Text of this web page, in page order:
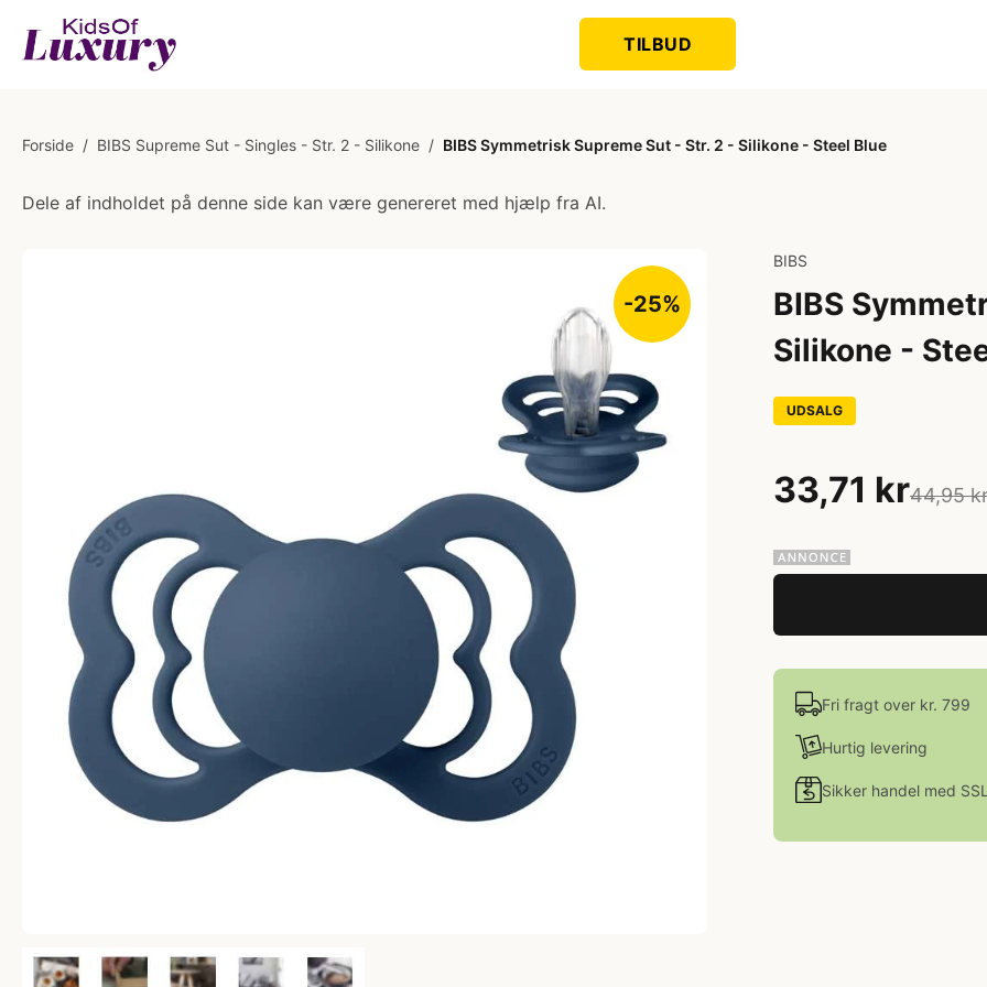
TILBUD
Forside / BIBS Supreme Sut - Singles - Str. 2 - Silikone / BIBS Symmetrisk Supreme Sut - Str. 2 - Silikone - Steel Blue
Dele af indholdet på denne side kan være genereret med hjælp fra AI.
-25%
BIBS
BIBS
Silikone -
UDSALG
33,71 kr44,95
Fri fragt over kr. 799
Hurtig levering
Sikker handel med SSL